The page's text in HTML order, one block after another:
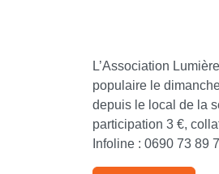
L’Association
populaire le
depuis le local de la
participation 3 €,
Infoline : 0690 73 89